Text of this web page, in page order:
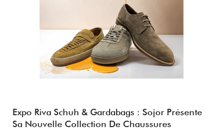
Expo Riva Schuh & Gardabags : Sojor Présente
Sa Nouvelle Collection De Chaussures